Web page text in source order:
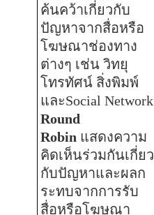
ค้นคว้าเกี่ยวกับ
ปัญหาจากสื่อหรือ
โฆษณาช่องทาง
ต่างๆ เช่น วิทยุ
โทรทัศน์ สิ่งพิมพ์
และSocial Network
Round
Robin แสดงความ
คิดเห็นร่วมกันเกี่ยว
กับปัญหาและผลก
ระทบจากการรับ
สื่อหรือโฆษณา